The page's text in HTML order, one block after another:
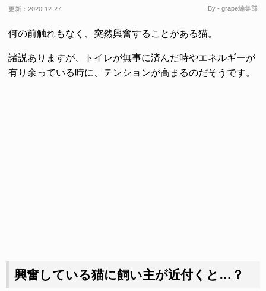
更新： 2020-12-27 By - grape編集部
何の前触れもなく、突然興奮することがある猫。
諸説ありますが、トイレが無事に済んだ時やエネルギーが
有り余っている時に、テンションが高まるのだそうです。
興奮している猫に飼い主が近付くと…？